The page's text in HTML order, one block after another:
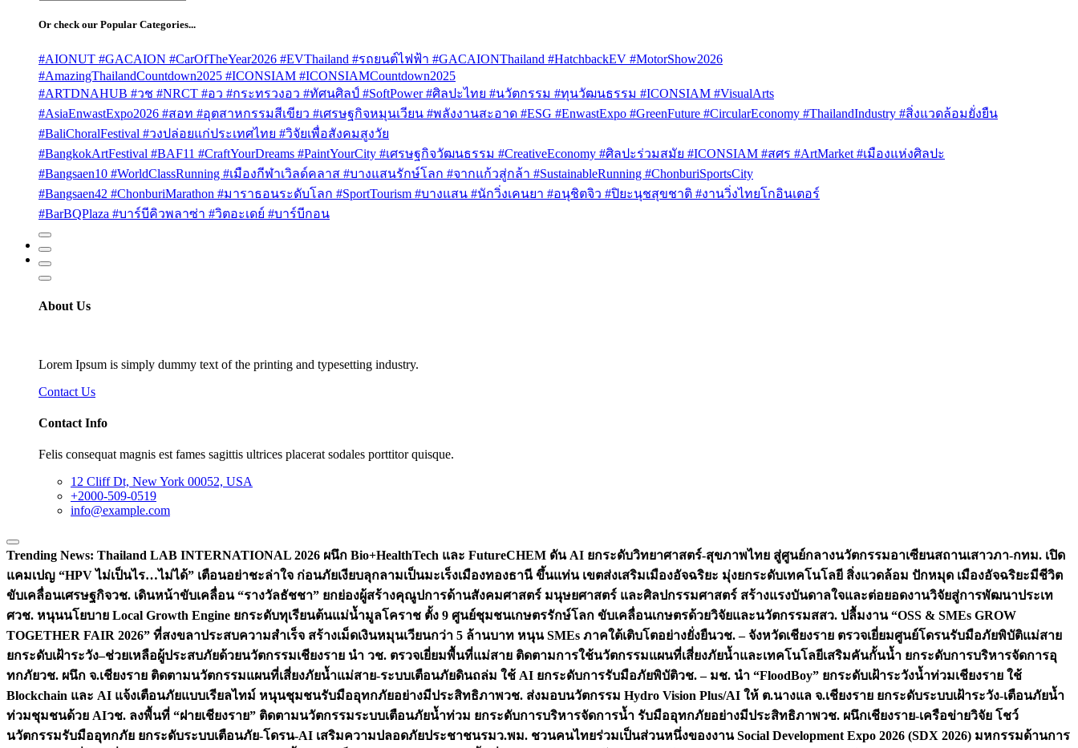
for:
Or check our Popular Categories...
#AIONUT #GACAION #CarOfTheYear2026 #EVThailand #รถยนต์ไฟฟ้า #GACAIONThailand #HatchbackEV #MotorShow2026
#AmazingThailandCountdown2025 #ICONSIAM #ICONSIAMCountdown2025
#ARTDNAHUB #วช #NRCT #อว #กระทรวงอว #ทัศนศิลป์ #SoftPower #ศิลปะไทย #นวัตกรรม #ทุนวัฒนธรรม #ICONSIAM #VisualArts
#AsiaEnwastExpo2026 #สอท #อุตสาหกรรมสีเขียว #เศรษฐกิจหมุนเวียน #พลังงานสะอาด #ESG #EnwastExpo #GreenFuture #CircularEconomy #ThailandIndustry #สิ่งแวดล้อมยั่งยืน
#BaliChoralFestival #วงปล่อยแก่ประเทศไทย #วิจัยเพื่อสังคมสูงวัย
#BangkokArtFestival #BAF11 #CraftYourDreams #PaintYourCity #เศรษฐกิจวัฒนธรรม #CreativeEconomy #ศิลปะร่วมสมัย #ICONSIAM #สศร #ArtMarket #เมืองแห่งศิลปะ
#Bangsaen10 #WorldClassRunning #เมืองกีฬาเวิลด์คลาส #บางแสนรักษ์โลก #จากแก้วสู่กล้า #SustainableRunning #ChonburiSportsCity
#Bangsaen42 #ChonburiMarathon #มาราธอนระดับโลก #SportTourism #บางแสน #นักวิ่งเคนยา #อนุชิตจิว #ปิยะนุชสุขชาติ #งานวิ่งไทยโกอินเตอร์
#BarBQPlaza #บาร์บีคิวพลาซ่า #วิตอะเดย์ #บาร์บีกอน
About Us
Lorem Ipsum is simply dummy text of the printing and typesetting industry.
Contact Us
Contact Info
Felis consequat magnis est fames sagittis ultrices placerat sodales porttitor quisque.
12 Cliff Dt, New York 00052, USA
+2000-509-0519
info@example.com
Trending News: Thailand LAB INTERNATIONAL 2026 ผนึก Bio+HealthTech และ FutureCHEM ดัน AI ยกระดับวิทยาศาสตร์-สุขภาพไทย สู่ศูนย์กลางนวัตกรรมอาเซียนสถานเสาวภา-กทม. เปิด
แคมเปญ “HPV ไม่เป็นไร…ไม่ได้” เตือนอย่าชะล่าใจ ก่อนภัยเงียบลุกลามเป็นมะเร็งเมืองทองธานี ขึ้นแท่น เขตส่งเสริมเมืองอัจฉริยะ มุ่งยกระดับเทคโนโลยี สิ่งแวดล้อม ปักหมุด เมืองอัจฉริยะมีชีวิต
ขับเคลื่อนเศรษฐกิจวช. เดินหน้าขับเคลื่อน “รางวัลธัชชา” ยกย่องผู้สร้างคุณูปการด้านสังคมศาสตร์ มนุษยศาสตร์ และศิลปกรรมศาสตร์ สร้างแรงบันดาลใจและต่อยอดงานวิจัยสู่การพัฒนาประเท
ศวช. หนุนนโยบาย Local Growth Engine ยกระดับทุเรียนต้นแม่น้ำมูลโคราช ตั้ง 9 ศูนย์ชุมชนเกษตรรักษ์โลก ขับเคลื่อนเกษตรด้วยวิจัยและนวัตกรรมสสว. ปลื้มงาน “OSS & SMEs GROW
TOGETHER FAIR 2026” ที่สงขลาประสบความสำเร็จ สร้างเม็ดเงินหมุนเวียนกว่า 5 ล้านบาท หนุน SMEs ภาคใต้เติบโตอย่างยั่งยืนวช. – จังหวัดเชียงราย ตรวจเยี่ยมศูนย์โดรนรับมือภัยพิบัติแม่สาย
ยกระดับเฝ้าระวัง–ช่วยเหลือผู้ประสบภัยด้วยนวัตกรรมเชียงราย นำ วช. ตรวจเยี่ยมพื้นที่แม่สาย ติดตามการใช้นวัตกรรมแผนที่เสี่ยงภัยน้ำและเทคโนโลยีเสริมคันกั้นน้ำ ยกระดับการบริหารจัดการอุ
ทกภัยวช. ผนึก จ.เชียงราย ติดตามนวัตกรรมแผนที่เสี่ยงภัยน้ำแม่สาย-ระบบเตือนภัยดินถล่ม ใช้ AI ยกระดับการรับมือภัยพิบัติวช. – มช. นำ “FloodBoy” ยกระดับเฝ้าระวังน้ำท่วมเชียงราย ใช้
Blockchain และ AI แจ้งเตือนภัยแบบเรียลไทม์ หนุนชุมชนรับมืออุทกภัยอย่างมีประสิทธิภาพวช. ส่งมอบนวัตกรรม Hydro Vision Plus/AI ให้ ต.นางแล จ.เชียงราย ยกระดับระบบเฝ้าระวัง-เตือนภัยน้ำ
ท่วมชุมชนด้วย AIวช. ลงพื้นที่ “ฝายเชียงราย” ติดตามนวัตกรรมระบบเตือนภัยน้ำท่วม ยกระดับการบริหารจัดการน้ำ รับมืออุทกภัยอย่างมีประสิทธิภาพวช. ผนึกเชียงราย-เครือข่ายวิจัย โชว์
นวัตกรรมรับมืออุทกภัย ยกระดับระบบเตือนภัย-โดรน-AI เสริมความปลอดภัยประชาชนรมว.พม. ชวนคนไทยร่วมเป็นส่วนหนึ่งของงาน Social Development Expo 2026 (SDX 2026) มหกรรมด้านการ